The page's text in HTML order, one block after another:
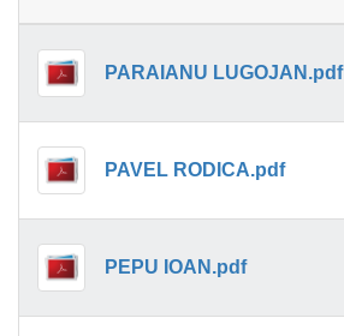
PARAIANU LUGOJAN.pdf
PAVEL RODICA.pdf
PEPU IOAN.pdf